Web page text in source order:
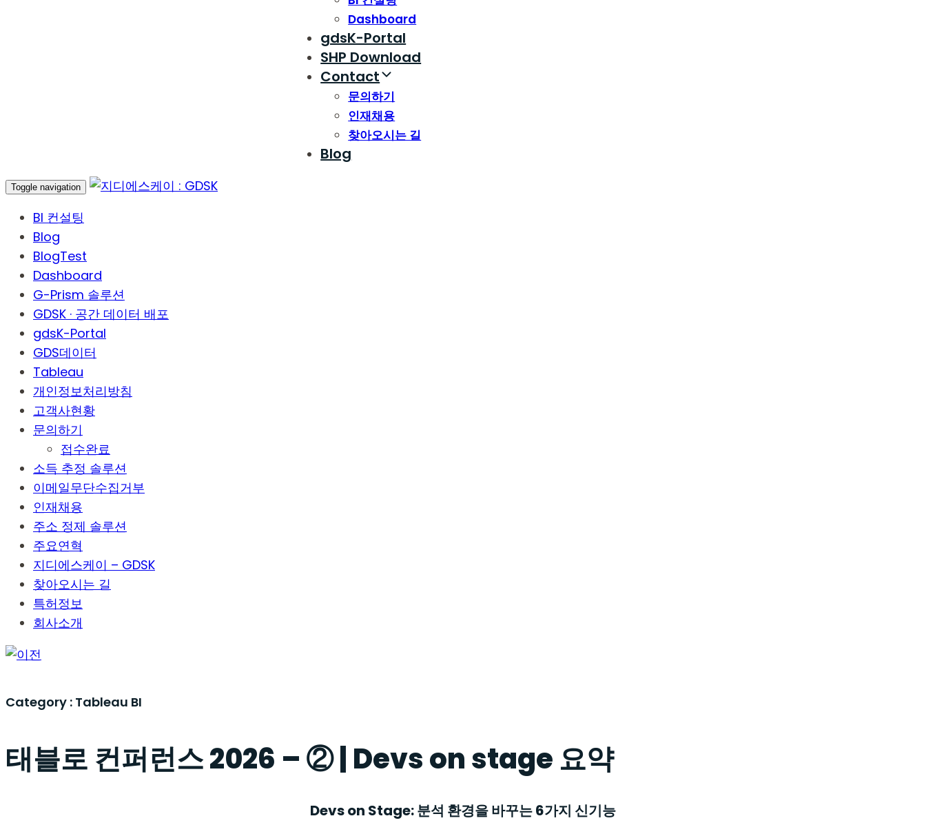
Dashboard
gdsK-Portal
SHP Download
Contact
문의하기
인재채용
찾아오시는 길
Blog
Toggle navigation
BI 컨설팅
Blog
BlogTest
Dashboard
G-Prism 솔루션
GDSK · 공간 데이터 배포
gdsK-Portal
GDS데이터
Tableau
개인정보처리방침
고객사현황
문의하기
접수완료
소득 추정 솔루션
이메일무단수집거부
인재채용
주소 정제 솔루션
주요연혁
지디에스케이 – GDSK
찾아오시는 길
특허정보
회사소개
Category : Tableau BI
태블로 컨퍼런스 2026 – ② | Devs on stage 요약
Devs on Stage: 분석 환경을 바꾸는 6가지 신기능